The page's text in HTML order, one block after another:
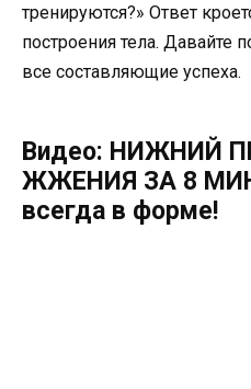
тренируются?» Ответ
построения тела. Давайте
все составляющие успеха.
Видео: НИЖНИЙ
ЖЖЕНИЯ ЗА 8
всегда в форме!